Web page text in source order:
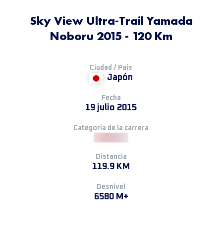
Sky View Ultra-Trail Yamada
Noboru 2015 - 120 Km
Ciudad / País
Japón
Fecha
19 julio 2015
Categoría de la carrera
Distancia
119.9 KM
Desnivel
6580 M+